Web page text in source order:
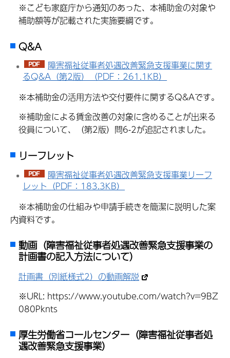
※こども家庭庁から通知のあった、本補助金の対象や
補助額等が記載された実施要綱です。
Q&A
障害福祉従事者処遇改善緊急支援事業に関す
るQ&A（第2版）（PDF：261.1KB）
※本補助金の活用方法や交付要件に関するQ&Aです。
※補助金による賃金改善の対象に含めることが出来る
役員について、（第2版）問6-2が追記されました。
リーフレット
障害福祉従事者処遇改善緊急支援事業リーフ
レット（PDF：183.3KB）
※本補助金の仕組みや申請手続きを簡潔に説明した案
内資料です。
動画（障害福祉従事者処遇改善緊急支援事業の
計画書の記入方法について）
計画書（別紙様式2）の動画解説
※URL: https://www.youtube.com/watch?v=9BZ
080Pknts
厚生労働省コールセンター（障害福祉従事者処
遇改善緊急支援事業）